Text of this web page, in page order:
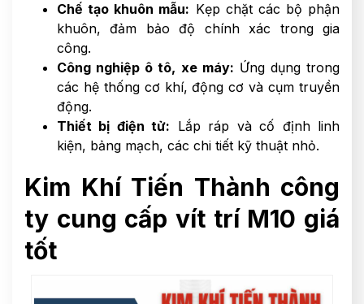
Chế tạo khuôn mẫu: Kẹp chặt các bộ phận
khuôn, đảm bảo độ chính xác trong gia
công.
Công nghiệp ô tô, xe máy: Ứng dụng trong
các hệ thống cơ khí, động cơ và cụm truyền
động.
Thiết bị điện tử: Lắp ráp và cố định linh
kiện, bảng mạch, các chi tiết kỹ thuật nhỏ.
Kim Khí Tiến Thành công
ty cung cấp vít trí M10 giá
tốt